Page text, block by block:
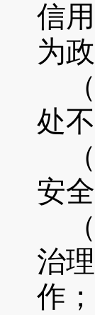
信
为
处
安
治
作